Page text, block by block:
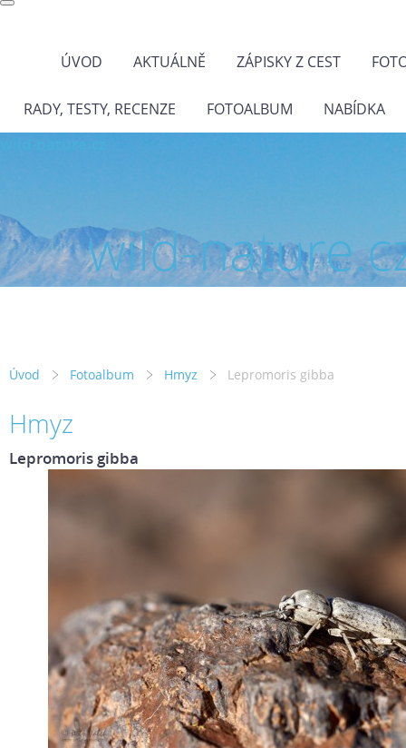
ÚVOD AKTUÁLNĚ ZÁPISKY Z CEST
RADY, TESTY, RECENZE FOTOALBUM NABÍDKA
wild-
Úvod Fotoalbum Hmyz Lepromoris gibba
Hmyz
Lepromoris gibba